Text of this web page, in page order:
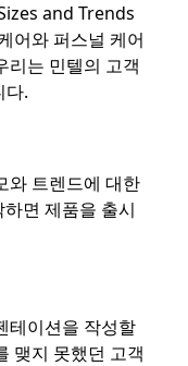
and Trends
어와 퍼스널 케어
리는 민텔의 고객
다.
와 트렌드에 대한
면 제품을 출시
테이션을 작성할
맺지 못했던 고객